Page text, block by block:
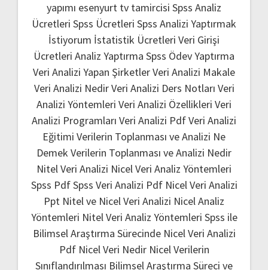
yapımı esenyurt tv tamircisi Spss Analiz
Ücretleri Spss Ücretleri Spss Analizi Yaptırmak
İstiyorum İstatistik Ücretleri Veri Girişi
Ücretleri Analiz Yaptırma Spss Ödev Yaptırma
Veri Analizi Yapan ŞirketlerVeri Analizi Makale
Veri Analizi NedirVeri Analizi Ders Notları Veri
Analizi Yöntemleri Veri Analizi Özellikleri Veri
Analizi Programları Veri Analizi PdfVeri Analizi
Eğitimi Verilerin Toplanması ve Analizi Ne
Demek Verilerin Toplanması ve Analizi Nedir
Nitel Veri Analizi Nicel Veri Analiz Yöntemleri
Spss PdfSpss Veri Analizi Pdf Nicel Veri Analizi
Ppt Nitel ve Nicel Veri Analizi Nicel Analiz
Yöntemleri Nitel Veri Analiz Yöntemleri Spss ile
Bilimsel Araştırma Sürecinde Nicel Veri Analizi
Pdf Nicel Veri Nedir Nicel Verilerin
Sınıflandırılması Bilimsel Araştırma Süreci ve